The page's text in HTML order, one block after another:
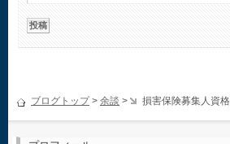
ブログトップ> 余談 > 損害保険募集人資